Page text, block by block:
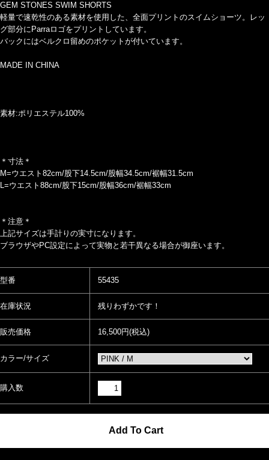
GEM STONES SWIM SHORTS
軽量で速乾性のある素材を使用した、全面プリントのスイムショーツ。レッ
グ部分にParraロゴをプリントしています。
バックにはベルクロ留めのポケットが付いています。
MADE IN CHINA
素材:ポリエステル100%
＊寸法＊
M=ウエスト82cm/股下14.5cm/股幅34.5cm/裾幅31.5cm
L=ウエスト88cm/股下15cm/股幅36cm/裾幅33cm
＊注意＊
上記サイズは手計りの実寸になります。
ブラウザやPC設定によって実物と若干異なる場合が御座います。
型番 55435
在庫状況 残りわずかです！
販売価格 16,500円(税込)
カラー/サイズ
購入数